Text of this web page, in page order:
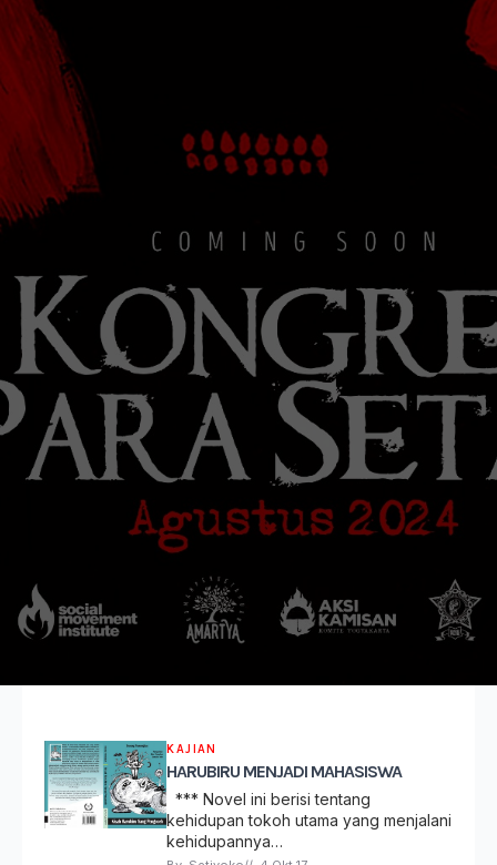
KAJIAN
HARUBIRU MENJADI MAHASISWA
*** Novel ini berisi tentang
kehidupan tokoh utama yang menjalani
kehidupannya…